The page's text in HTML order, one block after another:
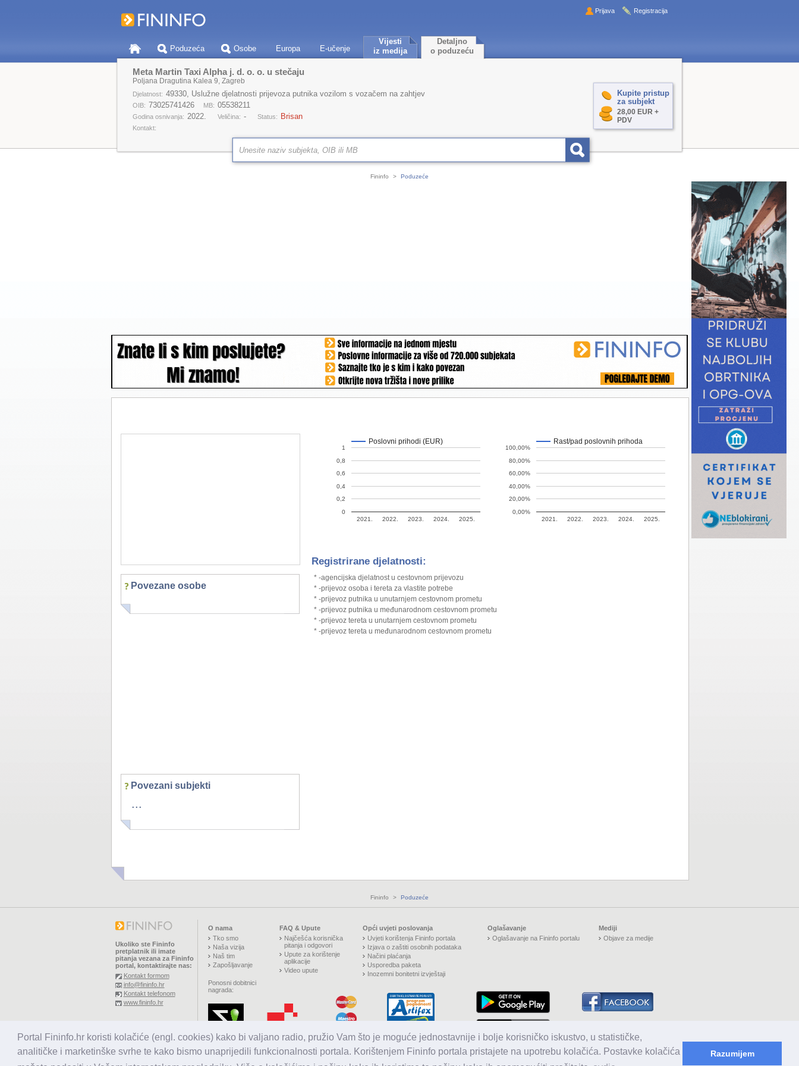
Portal Fininfo.hr koristi kolačiće (engl. cookies) kako bi valjano radio, pružio Vam što je moguće jednostavnije i bolje korisničko iskustvo, u statističke,
analitičke i marketinške svrhe te kako bismo unaprijedili funkcionalnosti portala. Korištenjem Fininfo portala pristajete na upotrebu kolačića. Postavke kolačića
Razumijem
Poduzeća Osobe Europa E-učenje
Vijesti
iz medija
Detaljno
o poduzeću
Prijava Registracija
Kupite pristup
za subjekt
28,00 EUR +
PDV
Meta Martin Taxi Alpha j. d. o. o. u stečaju
Poljana Dragutina Kalea 9, Zagreb
Djelatnost: 49330, Uslužne djelatnosti prijevoza putnika vozilom s vozačem na zahtjev
OIB: 73025741426 MB: 05538211
Godina osnivanja: 2022. Veličina: - Status: Brisan
Kontakt:
Fininfo > Poduzeće
Povezane osobe
Povezani subjekti
...
Poslovni prihodi (EUR)
2021. 2022. 2023. 2024. 2025.
0
0,2
0,4
0,6
0,8
1
Rast/pad poslovnih prihoda
2021. 2022. 2023. 2024. 2025.
0,00%
20,00%
40,00%
60,00%
80,00%
100,00%
Registrirane djelatnosti:
* -agencijska djelatnost u cestovnom prijevozu
* -prijevoz osoba i tereta za vlastite potrebe
* -prijevoz putnika u unutarnjem cestovnom prometu
* -prijevoz putnika u međunarodnom cestovnom prometu
* -prijevoz tereta u unutarnjem cestovnom prometu
* -prijevoz tereta u međunarodnom cestovnom prometu
Fininfo > Poduzeće
Ukoliko ste Fininfo
pretplatnik ili imate
pitanja vezana za Fininfo
portal, kontaktirajte nas:
Kontakt formom
info@fininfo.hr
Kontakt telefonom
www.fininfo.hr
Sva prava pridržana.
O nama
Tko smo
Naša vizija
Naš tim
Zapošljavanje
Ponosni dobitnici
nagrada:
FAQ & Upute
Najčešća korisnička
pitanja i odgovori
Upute za korištenje
aplikacije
Video upute
Opći uvjeti poslovanja
Uvjeti korištenja Fininfo portala
Izjava o zaštiti osobnih podataka
Načini plaćanja
Usporedba paketa
Inozemni bonitetni izvještaji
Oglašavanje
Oglašavanje na Fininfo portalu
Mediji
Objave za medije